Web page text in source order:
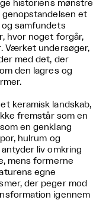
historiens mønstre
genopstandelsen et
og samfundets
hvor noget forgår,
Værket undersøger,
med det, der
den lagres og
keramisk landskab,
fremstår som en
en genklang
hulrum og
liv omkring
mens formerne
egne
der peger mod
igennem